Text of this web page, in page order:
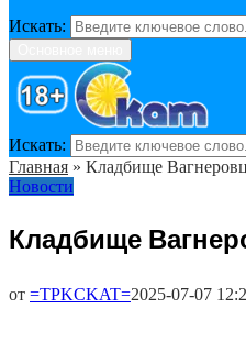
Искать:
Искать:
Главная » Кладбище
Новости
Кладбище
от =TPKCKAT=2025-07-07